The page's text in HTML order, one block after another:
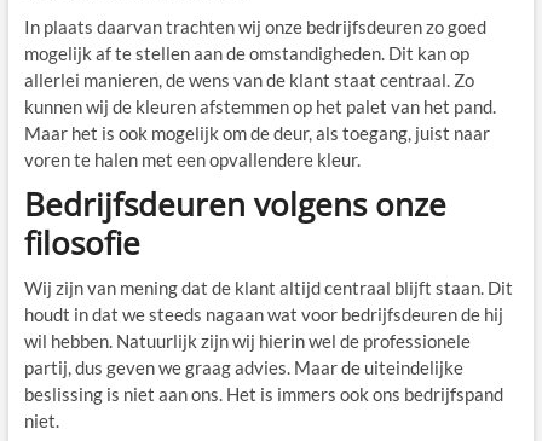
In plaats daarvan trachten wij onze bedrijfsdeuren zo goed
mogelijk af te stellen aan de omstandigheden. Dit kan op
allerlei manieren, de wens van de klant staat centraal. Zo
kunnen wij de kleuren afstemmen op het palet van het pand.
Maar het is ook mogelijk om de deur, als toegang, juist naar
voren te halen met een opvallendere kleur.
Bedrijfsdeuren volgens onze
filosofie
Wij zijn van mening dat de klant altijd centraal blijft staan. Dit
houdt in dat we steeds nagaan wat voor bedrijfsdeuren de hij
wil hebben. Natuurlijk zijn wij hierin wel de professionele
partij, dus geven we graag advies. Maar de uiteindelijke
beslissing is niet aan ons. Het is immers ook ons bedrijfspand
niet.